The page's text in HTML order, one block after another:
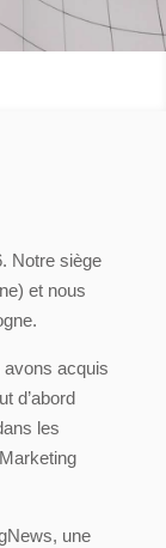
Notre siège
et nous
acquis
d’abord
les
une